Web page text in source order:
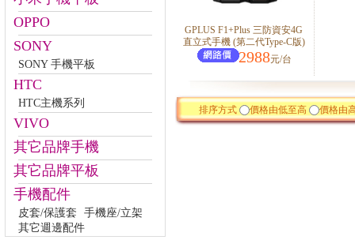
OPPO
SONY
SONY 手機平板
HTC
HTC主機系列
VIVO
其它品牌手機
其它品牌平板
手機配件
皮套/保護套
手機座/立架
其它週邊配件
GPLUS F1+Plus 三防資安4G
直立式手機 (第二代Type-C版)
2988元/台
排序方式 價格由低至高 價格由